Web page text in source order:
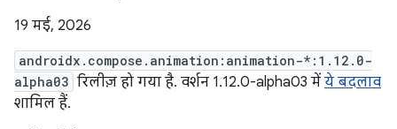
19 मई, 2026
androidx.compose.animation:animation-*:1.12.0-
alpha03 रिलीज़ हो गया है. वर्शन 1.12.0-alpha03 में ये बदलाव
शामिल हैं.